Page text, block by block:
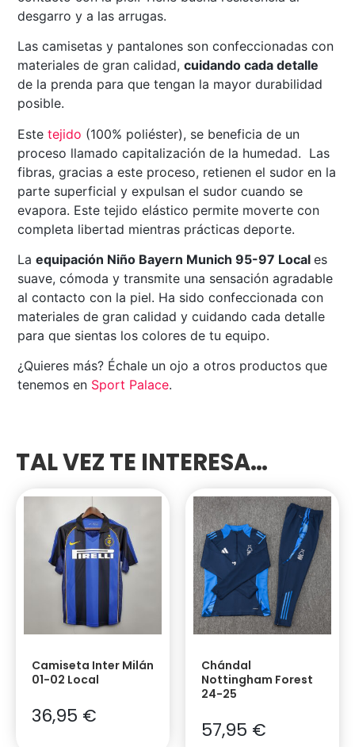
desgarro y a las arrugas.
Las camisetas y pantalones son confeccionadas con
materiales de gran calidad,cuidando cada detalle
de la prenda para que tengan la mayor durabilidad
posible.
Estetejido (100% poliéster), se beneficia de un
proceso llamado capitalización de la humedad. Las
fibras, gracias a este proceso, retienen el sudor en la
parte superficial y expulsan el sudor cuando se
evapora. Este tejido elástico permite moverte con
completa libertad mientras prácticas deporte.
Laequipación Niño Bayern Munich 95-97 Local es
suave, cómoda y transmite una sensación agradable
al contacto con la piel. Ha sido confeccionada con
materiales de gran calidad y cuidando cada detalle
para que sientas los colores de tu equipo.
¿Quieres más? Échale un ojo a otros productos que
tenemos en Sport Palace.
TAL VEZ TE INTERESA…
Camiseta Inter Milán
01-02 Local
36,95 €
Chándal
Nottingham Forest
24-25
57,95 €